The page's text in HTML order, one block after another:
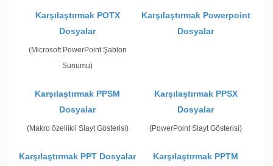
Karşılaştırmak POTX
Dosyalar
(Microsoft PowerPoint Şablon
Sunumu)
Karşılaştırmak Powerpoint
Dosyalar
Karşılaştırmak PPSM
Dosyalar
(Makro özellikli Slayt Gösterisi)
Karşılaştırmak PPSX
Dosyalar
(PowerPoint Slayt Gösterisi)
Karşılaştırmak PPT Dosyalar
Karşılaştırmak PPTM